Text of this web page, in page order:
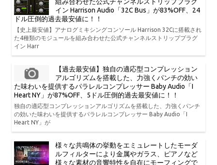
イン Harrison Audio「32C Bus」が83%OFF、24
ドル圧倒的過去最安値に！！
【史上最安値】アナログミキシングコンソール Harrison 32Cに搭載され
た4種類のモジュールを組み合わせた公式チャンネルストリッププラグ
イン Harr
【過去最安値】独自の適応型コンプレッション
アルゴリズムを搭載した、力強くパンチの効い
た味わいを提供するパラレルコンプレッサー Baby Audio「I
Heart NY」が87%OFF、5ドル圧倒的過去最安値に！！
独自の適応型コンプレッションアルゴリズムを搭載した、力強くパンチ
の効いた味わいを提供するパラレルコンプレッサー Baby Audio「I
Heart NY」が
様々な共鳴体の挙動をエミュレートしたモーダ
ルフィルターにより金属やガラス、ピアノなど
様々な素材の音響特性を自在にモーフィングで